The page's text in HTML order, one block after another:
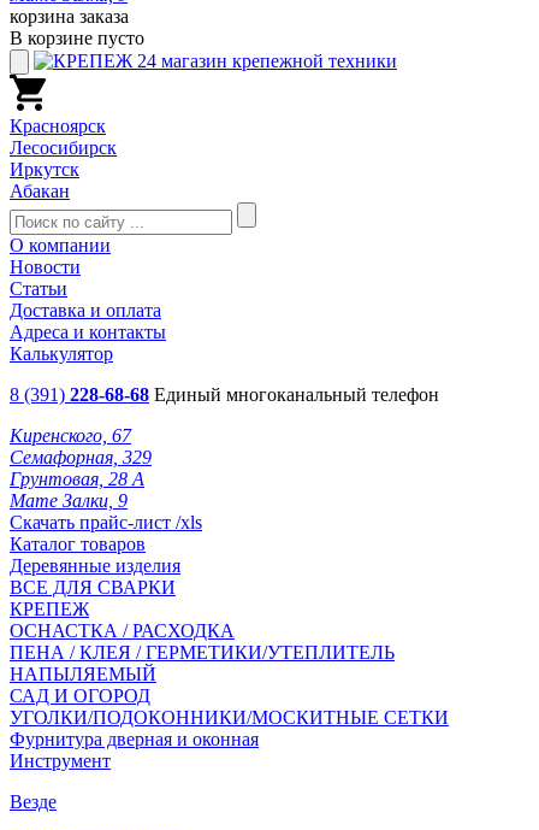
корзина заказа
В корзине пусто
Красноярск
Лесосибирск
Иркутск
Абакан
О компании
Новости
Статьи
Доставка и оплата
Адреса и контакты
Калькулятор
8 (391) 228-68-68 Единый многоканальный телефон
Киренского, 67
Семафорная, 329
Грунтовая, 28 А
Мате Залки, 9
Скачать прайс-лист /xls
Каталог товаров
Деревянные изделия
ВСЕ ДЛЯ СВАРКИ
КРЕПЕЖ
ОСНАСТКА / РАСХОДКА
ПЕНА / КЛЕЯ / ГЕРМЕТИКИ/УТЕПЛИТЕЛЬ
НАПЫЛЯЕМЫЙ
САД И ОГОРОД
УГОЛКИ/ПОДОКОННИКИ/МОСКИТНЫЕ СЕТКИ
Фурнитура дверная и оконная
Инструмент
Везде